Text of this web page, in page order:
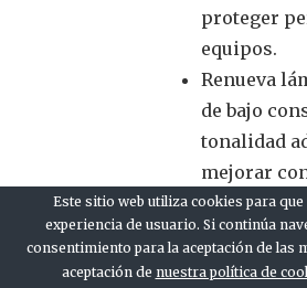
proteger
equipos.
Renueva
de bajo
tonalidad
mejorar
No tapes
porque se
Este sitio web utiliza cookies para
experiencia de usuario. Si continúa
consentimiento para la aceptación de las
aceptación de nuestra política de